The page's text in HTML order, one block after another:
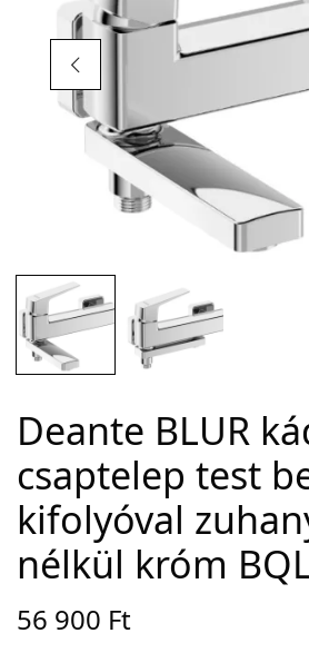
Deante BLUR
csaptelep test
kifolyóval
nélkül króm
56 900 Ft
KABINOK – TÁLCÁK
TOVÁBBI TERMÉKEK
BEMUTATÓTERMÜNK
AKCIÓS TERMÉKEK
Adatvédelem
Garancia érvényesítése
Általános Szerződési Feltételek
Szállítási információk
Copyright © 2021Premium WordPress